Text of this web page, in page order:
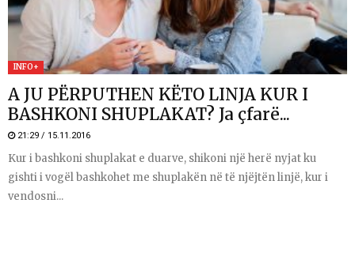
INFO+
A JU PËRPUTHEN KËTO LINJA KUR I
BASHKONI SHUPLAKAT? Ja çfarë...
21:29 / 15.11.2016
Kur i bashkoni shuplakat e duarve, shikoni një herë nyjat ku
gishti i vogël bashkohet me shuplakën në të njëjtën linjë, kur i
vendosni...